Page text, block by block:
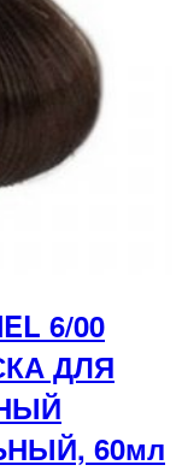
6/00
ДЛЯ
60мл